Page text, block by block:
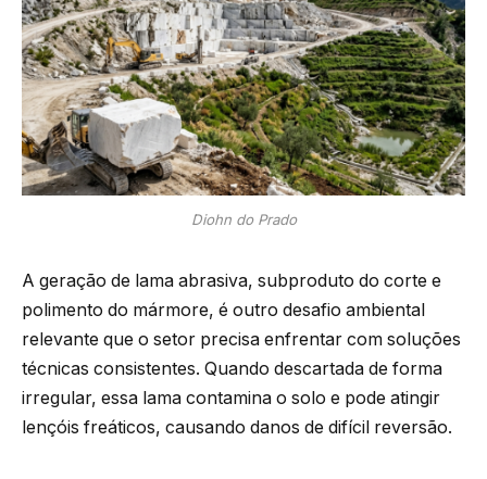
Diohn do Prado
A geração de lama abrasiva, subproduto do corte e
polimento do mármore, é outro desafio ambiental
relevante que o setor precisa enfrentar com soluções
técnicas consistentes. Quando descartada de forma
irregular, essa lama contamina o solo e pode atingir
lençóis freáticos, causando danos de difícil reversão.